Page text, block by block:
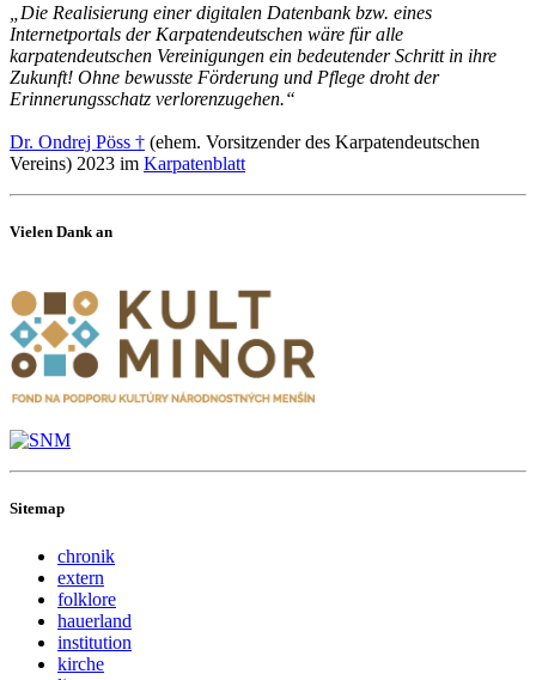
„Die Realisierung einer digitalen Datenbank bzw. eines
Internetportals der Karpatendeutschen wäre für alle
karpatendeutschen Vereinigungen ein bedeutender Schritt in ihre
Zukunft! Ohne bewusste Förderung und Pflege droht der
Erinnerungsschatz verlorenzugehen.“
Dr. Ondrej Pöss † (ehem. Vorsitzender des Karpatendeutschen
Vereins) 2023 im Karpatenblatt
Vielen Dank an
Sitemap
chronik
extern
folklore
hauerland
institution
kirche